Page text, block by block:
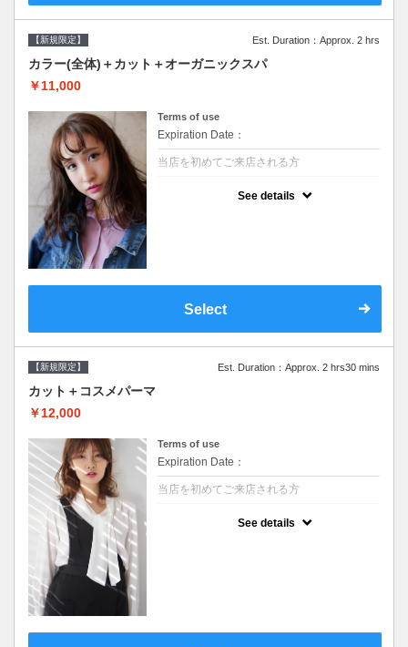
【新規限定】 Est. Duration：Approx. 2 hrs
カラー(全体)＋カット＋オーガニックスパ
￥11,000
Terms of use
Expiration Date：
当店を初めてご来店される方
See details
Select
【新規限定】 Est. Duration：Approx. 2 hrs30 mins
カット＋コスメパーマ
￥12,000
Terms of use
Expiration Date：
当店を初めてご来店される方
See details